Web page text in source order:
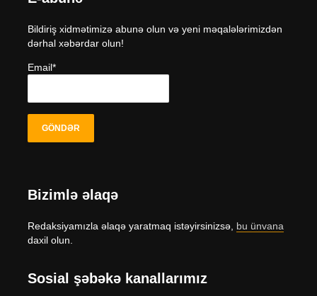
Bildiriş xidmətimizə abunə olun və yeni məqalələrimizdən
dərhal xəbərdar olun!
Email*
Bizimlə əlaqə
Redaksiyamızla əlaqə yaratmaq istəyirsinizsə, bu ünvana
daxil olun.
Sosial şəbəkə kanallarımız